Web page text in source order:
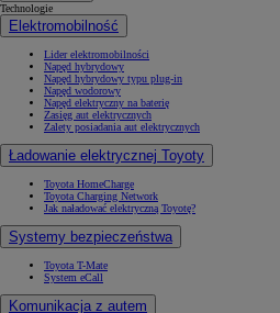
Technologie
Elektromobilność
Lider elektromobilności
Napęd hybrydowy
Napęd hybrydowy typu plug-in
Napęd wodorowy
Napęd elektryczny na baterię
Zasięg aut elektrycznych
Zalety posiadania aut elektrycznych
Ładowanie elektrycznej Toyoty
Toyota HomeCharge
Toyota Charging Network
Jak naładować elektryczną Toyotę?
Systemy bezpieczeństwa
Toyota T-Mate
System eCall
Komunikacja z autem